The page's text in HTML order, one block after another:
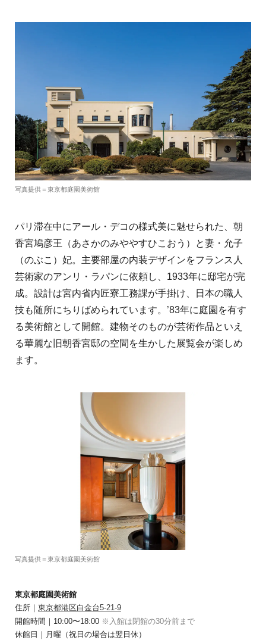
写真提供＝東京都庭園美術館
パリ滞在中にアール・デコの様式美に魅せられた、朝
香宮鳩彦王（あさかのみややすひこおう）と妻・允子
（のぶこ）妃。主要部屋の内装デザインをフランス人
芸術家のアンリ・ラパンに依頼し、1933年に邸宅が完
成。設計は宮内省内匠寮工務課が手掛け、日本の職人
技も随所にちりばめられています。’83年に庭園を有す
る美術館として開館。建物そのものが芸術作品といえ
る華麗な旧朝香宮邸の空間を生かした展覧会が楽しめ
ます。
写真提供＝東京都庭園美術館
東京都庭園美術館
住所｜ 東京都港区白金台5-21-9
開館時間｜10:00〜18:00 ※入館は閉館の30分前まで
休館日｜月曜（祝日の場合は翌日休）